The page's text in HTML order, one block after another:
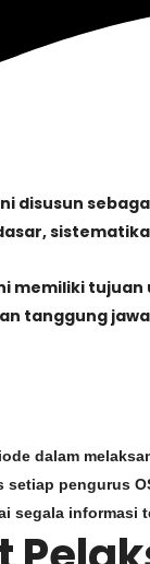
disusun
dasar,
memiliki
tanggung
dalam
pengurus
segala